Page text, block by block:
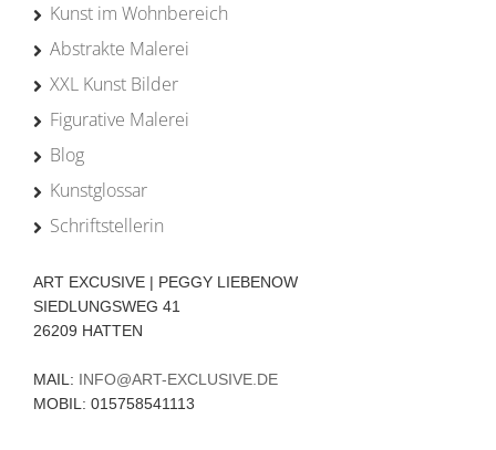
Kunst im Wohnbereich
Abstrakte Malerei
XXL Kunst Bilder
Figurative Malerei
Blog
Kunstglossar
Schriftstellerin
ART EXCUSIVE | PEGGY LIEBENOW
SIEDLUNGSWEG 41
26209 HATTEN
MAIL: INFO@ART-EXCLUSIVE.DE
MOBIL: 015758541113